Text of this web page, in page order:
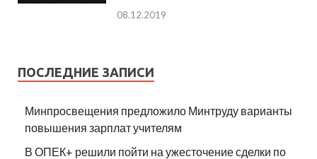
08.12.2019
ПОСЛЕДНИЕ ЗАПИСИ
Минпросвещения предложило Минтруду варианты
повышения зарплат учителям
В ОПЕК+ решили пойти на ужесточение сделки по